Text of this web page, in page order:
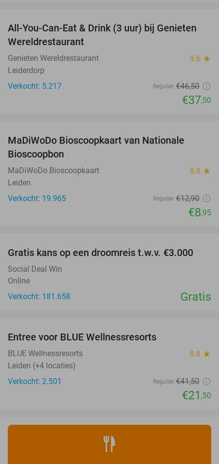
19%
All-You-Can-Eat & Drink (3 uur) bij Genieten
Wereldrestaurant
Genieten Wereldrestaurant 9.6 star
Leiderdorp
Verkocht: 5.217
Regulier €46,50
€37,50
MaDiWoDo Bioscoopkaart van Nationale
Bioscoopbon
MaDiWoDo Bioscoopkaart 8.8 star
Leiden
Verkocht: 19.965
Regulier €12,90
€8,95
Gratis kans op een droomreis t.w.v. €3.000
Social Deal Win
Online
Verkocht: 181.658
Gratis
Entree voor BLUE Wellnessresorts
BLUE Wellnessresorts 8.8 star
Leiden (+4 locaties)
Verkocht: 2.501
Regulier €41,50
€21 ,50